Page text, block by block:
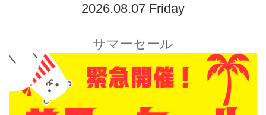
2026.08.07 Friday
サマーセール